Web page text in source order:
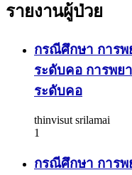
รายงานผู้ป่วย
กรณีศึกษา การพ
ระดับคอ การพย
ระดับคอ
thinvisut srilamai
1
กรณีศึกษา การพ